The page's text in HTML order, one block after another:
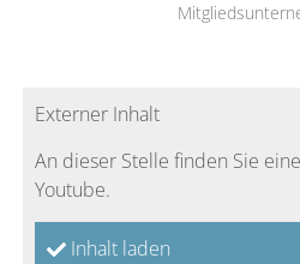
Externer Inhalt
An dieser Stelle finden Sie
Youtube.
Inhalt laden